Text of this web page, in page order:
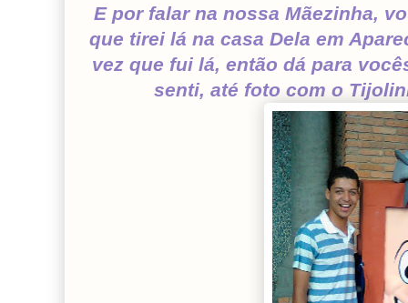
E por falar na nossa Mãezinha,
que tirei lá na casa Dela em
vez que fui lá, então dá para
senti, até foto com o